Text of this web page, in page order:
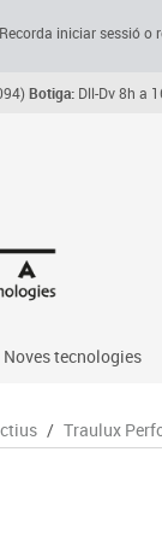
Recorda iniciar sessió o
Botiga: Dll-Dv 8h a
Noves tecnologies
Audio
/ Traulux